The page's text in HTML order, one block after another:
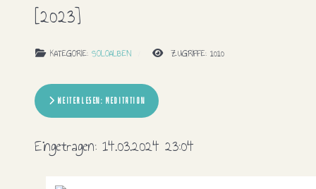
[2023]
KATEGORIE: SOLOALBEN ZUGRIFFE: 1010
WEITERLESEN: MEDITATION
Eingetragen: 14.03.2024 23:04